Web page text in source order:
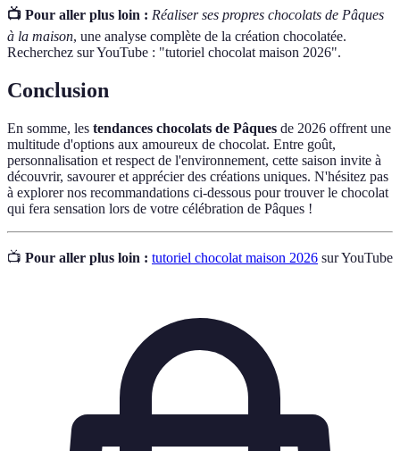
📺 Pour aller plus loin : Réaliser ses propres chocolats de Pâques
à la maison, une analyse complète de la création chocolatée.
Recherchez sur YouTube : "tutoriel chocolat maison 2026".
Conclusion
En somme, les tendances chocolats de Pâques de 2026 offrent une
multitude d'options aux amoureux de chocolat. Entre goût,
personnalisation et respect de l'environnement, cette saison invite à
découvrir, savourer et apprécier des créations uniques. N'hésitez pas
à explorer nos recommandations ci-dessous pour trouver le chocolat
qui fera sensation lors de votre célébration de Pâques !
📺 Pour aller plus loin : tutoriel chocolat maison 2026 sur YouTube